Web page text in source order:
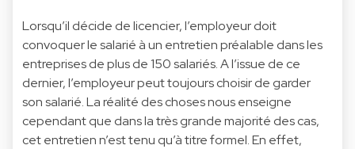
Lorsqu’il décide de licencier, l’employeur doit
convoquer le salarié à un entretien préalable dans les
entreprises de plus de 150 salariés. A l’issue de ce
dernier, l’employeur peut toujours choisir de garder
son salarié. La réalité des choses nous enseigne
cependant que dans la très grande majorité des cas,
cet entretien n’est tenu qu’à titre formel. En effet,